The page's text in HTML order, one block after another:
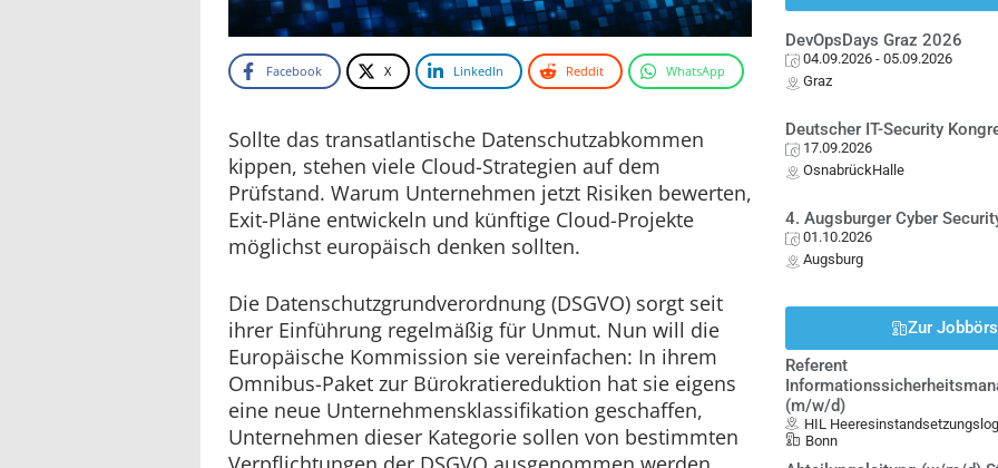
Facebook X LinkedIn Reddit WhatsApp
Sollte das transatlantische Datenschutzabkommen
kippen, stehen viele Cloud-Strategien auf dem
Prüfstand. Warum Unternehmen jetzt Risiken bewerten,
Exit-Pläne entwickeln und künftige Cloud-Projekte
möglichst europäisch denken sollten.
Die Datenschutzgrundverordnung (DSGVO) sorgt seit
ihrer Einführung regelmäßig für Unmut. Nun will die
Europäische Kommission sie vereinfachen: In ihrem
Omnibus-Paket zur Bürokratiereduktion hat sie eigens
eine neue Unternehmensklassifikation geschaffen,
Unternehmen dieser Kategorie sollen von bestimmten
DevOpsDays Graz 2026
04.09.2026 - 05.09.2026
Graz
Deutscher IT-Security
17.09.2026
OsnabrückHalle
4. Augsburger Cyber
01.10.2026
Augsburg
Zur
Referent
(m/w/d)
HIL
Bonn